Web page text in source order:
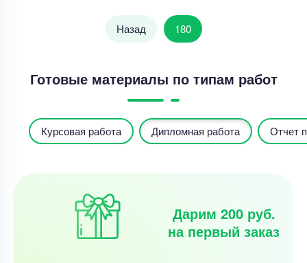
Назад 180
Готовые материалы по типам работ
Курсовая работа Дипломная работа Отчет
Дарим 200 руб.
на первый заказ